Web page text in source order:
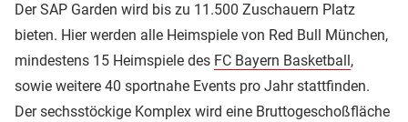
Der SAP Garden wird bis zu 11.500 Zuschauern Platz
bieten. Hier werden alle Heimspiele von Red Bull München,
mindestens 15 Heimspiele des FC Bayern Basketball ,
sowie weitere 40 sportnahe Events pro Jahr stattfinden.
Der sechsstöckige Komplex wird eine Bruttogeschoßfläche